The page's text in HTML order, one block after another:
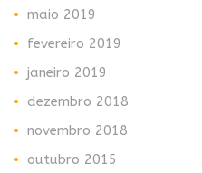
maio 2019
fevereiro 2019
janeiro 2019
dezembro 2018
novembro 2018
outubro 2015